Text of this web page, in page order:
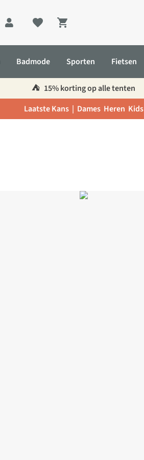
Shopping cart
Badmode Sporten Fietsen
⛺️ 15% korting op alle tenten
Laatste Kans | Dames Heren Kids